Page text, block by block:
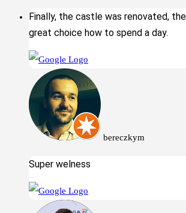
Finally, the castle was renovated,
great choice how to spend a day.
bereczkym
Super welness